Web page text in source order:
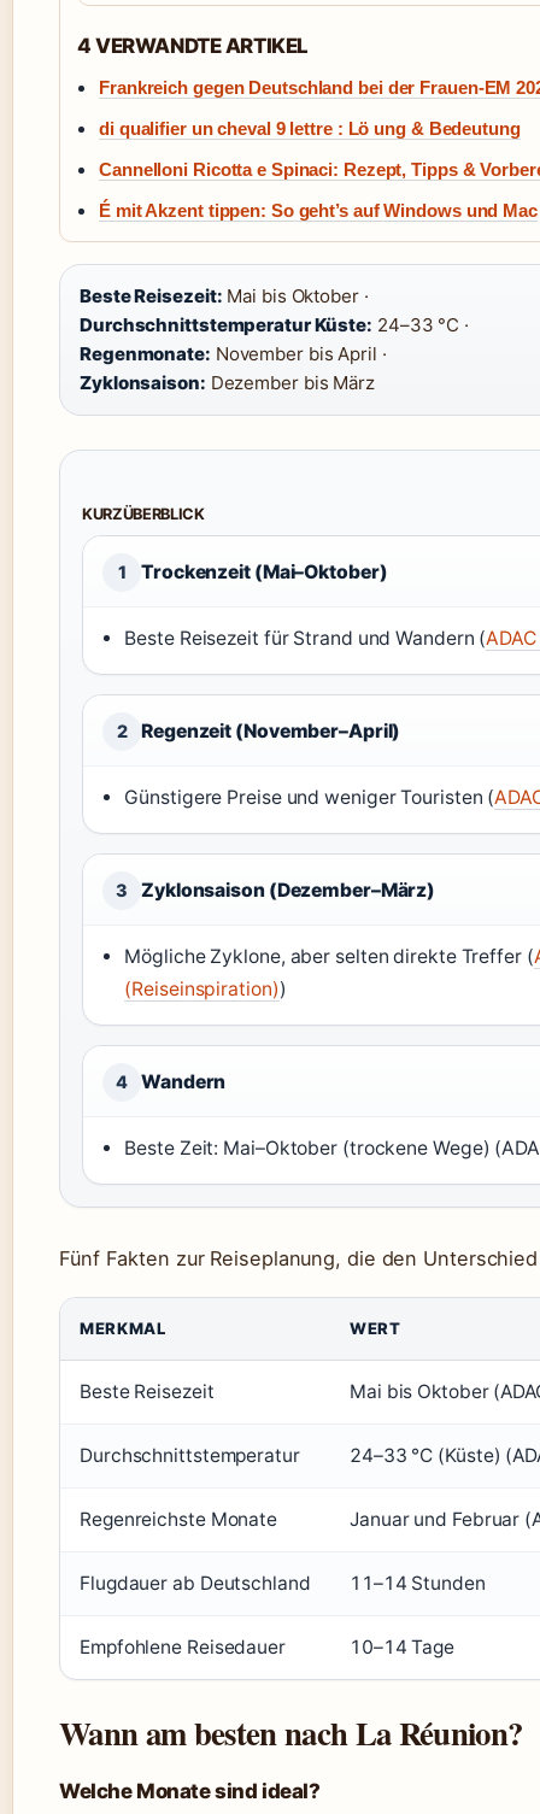
4 VERWANDTE ARTIKEL
Frankreich gegen Deutschland bei der Frauen-EM
di qualifier un cheval 9 lettre : Lö ung & Bedeutung
Cannelloni Ricotta e Spinaci: Rezept, Tipps &
É mit Akzent tippen: So geht’s auf Windows und Mac
Beste Reisezeit: Mai bis Oktober ·
Durchschnittstemperatur Küste: 24–33 °C ·
Regenmonate: November bis April ·
Zyklonsaison: Dezember bis März
KURZÜBERBLICK
1 Trockenzeit (Mai–Oktober)
Beste Reisezeit für Strand und Wandern (
2 Regenzeit (November–April)
Günstigere Preise und weniger Touristen (
3 Zyklonsaison (Dezember–März)
Mögliche Zyklone, aber selten direkte Treffer (
(Reiseinspiration))
4 Wandern
Beste Zeit: Mai–Oktober (trockene Wege)
Fünf Fakten zur Reiseplanung, die den
MERKMAL WERT
Beste Reisezeit Mai bis Oktober
Durchschnittstemperatur 24–33 °C (Küste)
Regenreichste Monate Januar und Februar
Flugdauer ab Deutschland 11–14 Stunden
Empfohlene Reisedauer 10–14 Tage
Wann am besten nach La Réunion?
Welche Monate sind ideal?